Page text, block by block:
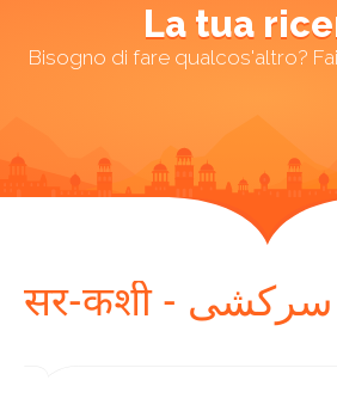
La tua
Bisogno di fare qualcos'altro?
सर-कशी - سرکشی